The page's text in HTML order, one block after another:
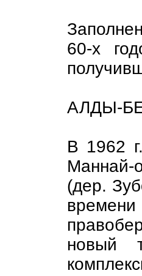
60-х
АЛДЫ-
В 1962
(дер.
новый